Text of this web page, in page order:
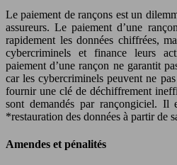
Le paiement de rançons est un dilemme éthique et financier pour les
assureurs. Le paiement d’une
rapidement les données chiffrées,
cybercriminels et finance leurs
paiement d’une rançon ne garantit
car les cybercriminels peuvent ne
fournir une clé de déchiffrement
sont demandés par rançongiciel. Il
*restauration des données à partir de
Amendes et pénalités